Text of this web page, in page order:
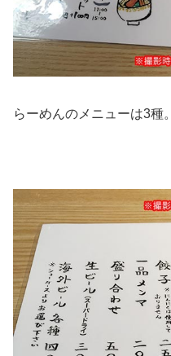
らーめんのメニューは3種。